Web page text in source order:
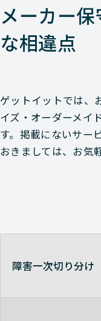
メーカー
な相違点
ゲットイットでは、
イズ・オーダーメイ
す。掲載にないサー
おきましては、お気
障害一次切り分け